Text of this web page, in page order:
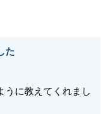
くしてまいりま
い申し上げます。
た
うに教えてくれまし